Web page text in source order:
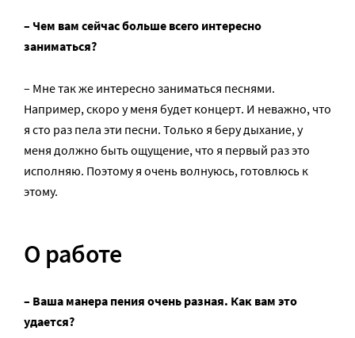
– Чем вам сейчас больше всего интересно
заниматься?
– Мне так же интересно заниматься песнями.
Например, скоро у меня будет концерт. И неважно, что
я сто раз пела эти песни. Только я беру дыхание, у
меня должно быть ощущение, что я первый раз это
исполняю. Поэтому я очень волнуюсь, готовлюсь к
этому.
О работе
– Ваша манера пения очень разная. Как вам это
удается?